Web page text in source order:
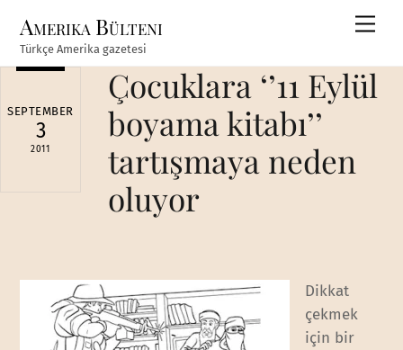
content
Amerika Bülteni
Türkçe Amerika gazetesi
SEPTEMBER
3
2011
Çocuklara ‘’11 Eylül
boyama kitabı’’
tartışmaya neden
oluyor
Dikkat
çekmek
için bir